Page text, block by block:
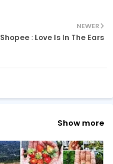
ats
NEWER
Shopee : Love Is In The Ears
Show more